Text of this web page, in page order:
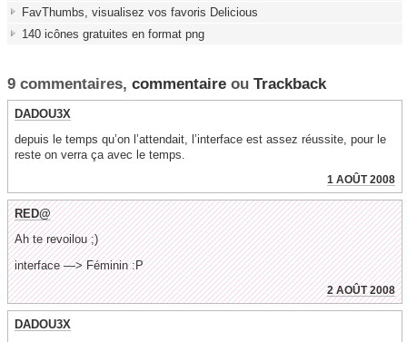
FavThumbs, visualisez vos favoris Delicious
140 icônes gratuites en format png
9 commentaires, commentaireou Trackback
DADOU3X
depuis le temps qu’on l’attendait, l’interface est assez réussite, pour le
reste on verra ça avec le temps.
1 AOÛT 2008
RED@
Ah te revoilou ;)
interface —> Féminin :P
2 AOÛT 2008
DADOU3X